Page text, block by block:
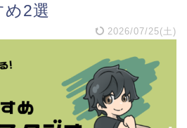
め2選
2026/07/25(土)